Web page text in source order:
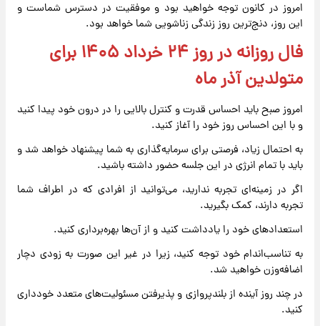
امروز در کانون توجه خواهید بود و موفقیت در دسترس شماست و
این روز، دنج‌ترین روز زندگی زناشویی شما خواهد بود.
فال روزانه در روز ۲۴ خرداد ۱۴۰۵ برای
متولدین آذر ماه
امروز صبح باید احساس قدرت و کنترل بالایی را در درون خود پیدا کنید
و با این احساس روز خود را آغاز کنید.
به احتمال زیاد، فرصتی برای سرمایه‌گذاری به شما پیشنهاد خواهد شد و
باید با تمام انرژی در این جلسه حضور داشته باشید.
اگر در زمینه‌ای تجربه ندارید، می‌توانید از افرادی که در اطراف شما
تجربه دارند، کمک بگیرید.
استعدادهای خود را یادداشت کنید و از آن‌ها بهره‌برداری کنید.
به تناسب‌اندام خود توجه کنید، زیرا در غیر این صورت به زودی دچار
اضافه‌وزن خواهید شد.
در چند روز آینده از بلندپروازی و پذیرفتن مسئولیت‌های متعدد خودداری
کنید.